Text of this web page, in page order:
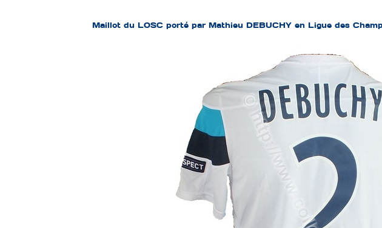
Maillot du LOSC porté par Mathieu DEBUCHY en Ligue des